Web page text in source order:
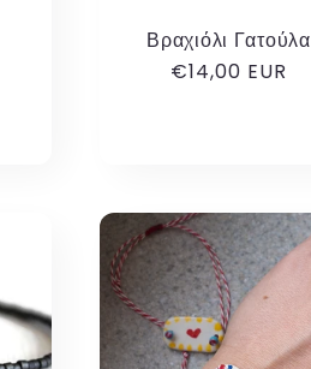
Βραχιόλι Γατούλα
Κανονική
€14,00 EUR